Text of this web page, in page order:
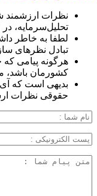
نظرات
تحلیل‌سرمایه،
لطفا به خاطر
تبادل نظرهای
هرگونه پیامی که
کشورمان باشد،
بدیهی است که
حقوقی نظرات